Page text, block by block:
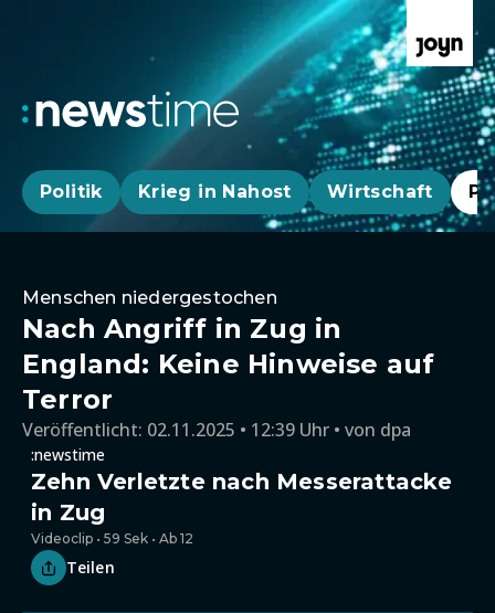
Politik Krieg in Nahost Wirtschaft
Menschen niedergestochen
Nach Angriff in Zug in
England: Keine Hinweise auf
Terror
Veröffentlicht: 02.11.2025 • 12:39 Uhr von dpa
:newstime
Zehn Verletzte nach Messerattacke
in Zug
Videoclip • 59 Sek • Ab 12
Teilen